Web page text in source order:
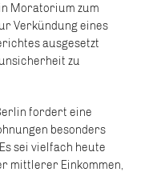
Moratorium zum
Verkündung eines
ausgesetzt
zu
fordert eine
besonders
sei vielfach heute
mittlerer Einkommen,